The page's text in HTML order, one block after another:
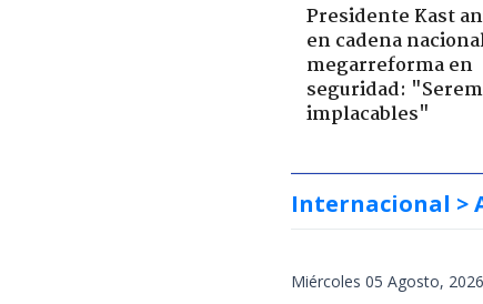
Presidente Kast
en cadena
megarreforma en
seguridad:
implacables"
Internacional >
Miércoles 05 Agosto,